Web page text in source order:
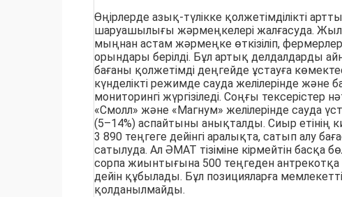
Өңірлерде азық-түлікке қолжетімділікті
шаруашылығы жәрмеңкелері жалғасуда. Жыл
мыңнан астам жәрмеңке өткізіліп,
орындары берілді. Бұл артық делдалдарды
бағаны қолжетімді деңгейде ұстауға
күнделікті режимде сауда желілерінде және
мониторингі жүргізіледі. Соңғы тексерістер
«Смолл» және «Магнум» желілерінде сауда
(5–14%) аспайтыны анықталды. Сиыр етінің
3 890 теңгеге дейінгі аралықта, сатып алу
сатылуда. Ал ӘМАТ тізіміне кірмейтін басқа
сорпа жиынтығына 500 теңгеден
дейін құбылады. Бұл позицияларға
қолданылмайды.